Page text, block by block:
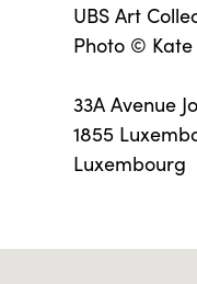
UBS Art
Photo © Kate
33A Avenue
1855
Luxembourg